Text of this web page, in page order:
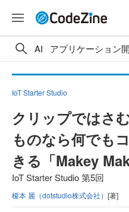
AI アプリケーション
IoT Starter Studio
クリップではさ
ものなら何でも
きる「Makey
IoT Starter Studio 第5回
榎本 麗（dotstudio株式会社） [著]